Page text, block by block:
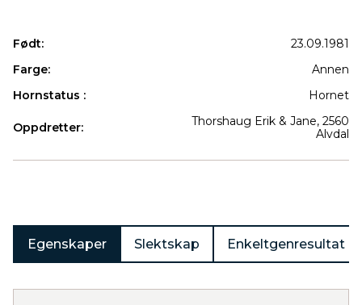
Født:
23.09.1981
Farge:
Annen
Hornstatus :
Hornet
Oppdretter:
Thorshaug Erik & Jane, 2560
Alvdal
Egenskaper Slektskap Enkeltgenresultat